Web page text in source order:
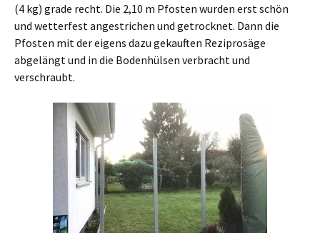
(4 kg) grade recht. Die 2,10 m Pfosten wurden erst schön
und wetterfest angestrichen und getrocknet. Dann die
Pfosten mit der eigens dazu gekauften Reziprosäge
abgelängt und in die Bodenhülsen verbracht und
verschraubt.